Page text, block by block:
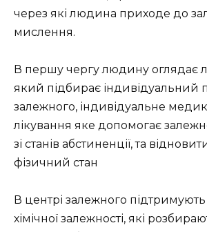
через які людина приходе до
мислення.
В першу чергу людину оглядає
який підбирає індивідуальний
залежного, індивідуальне
лікування яке допомогає
зі станів абстиненції, та
фізичний стан
В центрі залежного підтримують
хімічної залежності, які